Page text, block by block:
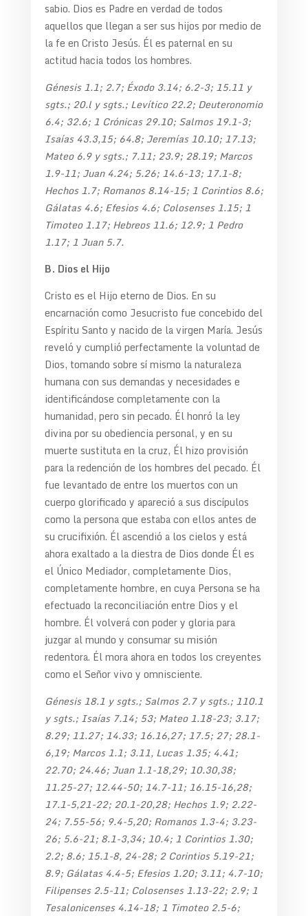
sabio. Dios es Padre en verdad de todos
aquellos que llegan a ser sus hijos por medio de
la fe en Cristo Jesús. Él es paternal en su
actitud hacia todos los hombres.
Génesis 1.1; 2.7; Éxodo 3.14; 6.2-3; 15.11 y
sgts.; 20.l y sgts.; Levítico 22.2; Deuteronomio
6.4; 32.6; 1 Crónicas 29.10; Salmos 19.1-3;
Isaías 43.3,15; 64.8; Jeremías 10.10; 17.13;
Mateo 6.9 y sgts.; 7.11; 23.9; 28.19; Marcos
1.9-11; Juan 4.24; 5.26; 14.6-13; 17.1-8;
Hechos 1.7; Romanos 8.14-15; 1 Corintios 8.6;
Gálatas 4.6; Efesios 4.6; Colosenses 1.15; 1
Timoteo 1.17; Hebreos 11.6; 12.9; 1 Pedro
1.17; 1 Juan 5.7.
B. Dios el Hijo
Cristo es el Hijo eterno de Dios. En su
encarnación como Jesucristo fue concebido del
Espíritu Santo y nacido de la virgen María. Jesús
reveló y cumplió perfectamente la voluntad de
Dios, tomando sobre sí mismo la naturaleza
humana con sus demandas y necesidades e
identificándose completamente con la
humanidad, pero sin pecado. Él honró la ley
divina por su obediencia personal, y en su
muerte sustituta en la cruz, Él hizo provisión
para la redención de los hombres del pecado. Él
fue levantado de entre los muertos con un
cuerpo glorificado y apareció a sus discípulos
como la persona que estaba con ellos antes de
su crucifixión. Él ascendió a los cielos y está
ahora exaltado a la diestra de Dios donde Él es
el Único Mediador, completamente Dios,
completamente hombre, en cuya Persona se ha
efectuado la reconciliación entre Dios y el
hombre. Él volverá con poder y gloria para
juzgar al mundo y consumar su misión
redentora. Él mora ahora en todos los creyentes
como el Señor vivo y omnisciente.
Génesis 18.1 y sgts.; Salmos 2.7 y sgts.; 110.1
y sgts.; Isaías 7.14; 53; Mateo 1.18-23; 3.17;
8.29; 11.27; 14.33; 16.16,27; 17.5; 27; 28.1-
6,19; Marcos 1.1; 3.11, Lucas 1.35; 4.41;
22.70; 24.46; Juan 1.1-18,29; 10.30,38;
11.25-27; 12.44-50; 14.7-11; 16.15-16,28;
17.1-5,21-22; 20.1-20,28; Hechos 1.9; 2.22-
24; 7.55-56; 9.4-5,20; Romanos 1.3-4; 3.23-
26; 5.6-21; 8.1-3,34; 10.4; 1 Corintios 1.30;
2.2; 8.6; 15.1-8, 24-28; 2 Corintios 5.19-21;
8.9; Gálatas 4.4-5; Efesios 1.20; 3.11; 4.7-10;
Filipenses 2.5-11; Colosenses 1.13-22; 2.9; 1
Tesalonicenses 4.14-18; 1 Timoteo 2.5-6;